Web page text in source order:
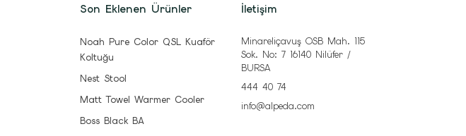
Son Eklenen Ürünler
Noah Pure Color QSL Kuaför
Koltuğu
Nest Stool
Matt Towel Warmer Cooler
Boss Black BA
İletişim
Minareliçavuş OSB Mah. 115
Sok. No: 7 16140 Nilüfer /
BURSA
444 40 74
info@alpeda.com